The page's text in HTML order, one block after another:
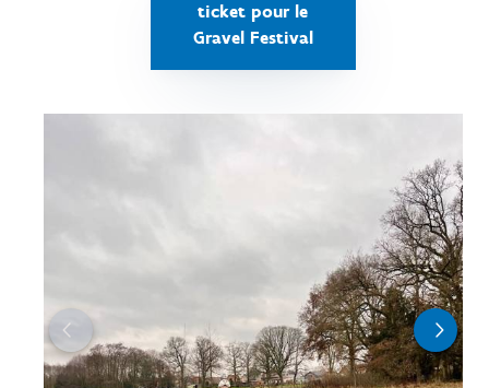
ticket pour le
Gravel Festival